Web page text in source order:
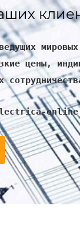
цены,